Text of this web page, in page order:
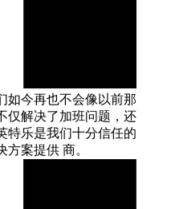
如今再也不会像以前那
仅解决了加班问题，还
特乐是我们十分信任的
方案提供 商。